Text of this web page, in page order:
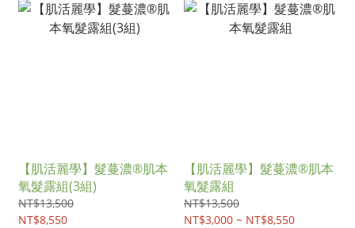
【肌活麗學】髮蔓濃®肌本
氧髮露組(3組)
NT$13,500
NT$8,550
【肌活麗學】髮蔓濃®肌本
氧髮露組
NT$13,500
NT$3,000 ~ NT$8,550